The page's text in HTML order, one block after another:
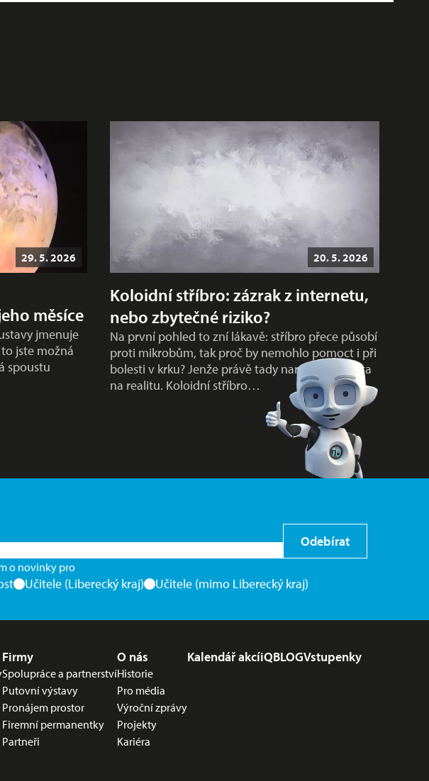
29. 5. 2026
měsíce
jmenuje
jste možná
spoustu
20. 5. 2026
Koloidní stříbro: zázrak z internetu,
nebo zbytečné riziko?
Na první pohled to zní lákavě: stříbro přece působí
proti mikrobům, tak proč by nemohlo pomoct i při
bolesti v krku? Jenže právě tady naráží popularita
na realitu. Koloidní stříbro…
Odebírat
o novinky pro
Učitele (Liberecký kraj) Učitele (mimo Liberecký kraj)
Firmy
Spolupráce a partnerství
Putovní výstavy
Pronájem prostor
Firemní permanentky
Partneři
O nás
Historie
Pro média
Výroční zprávy
Projekty
Kariéra
Kalendář akcíiQBLOGVstupenky